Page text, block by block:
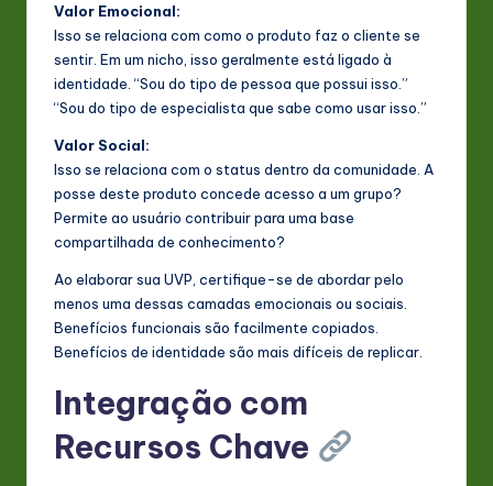
Valor Emocional:
Isso se relaciona com como o produto faz o cliente se
sentir. Em um nicho, isso geralmente está ligado à
identidade. “Sou do tipo de pessoa que possui isso.”
“Sou do tipo de especialista que sabe como usar isso.”
Valor Social:
Isso se relaciona com o status dentro da comunidade. A
posse deste produto concede acesso a um grupo?
Permite ao usuário contribuir para uma base
compartilhada de conhecimento?
Ao elaborar sua UVP, certifique-se de abordar pelo
menos uma dessas camadas emocionais ou sociais.
Benefícios funcionais são facilmente copiados.
Benefícios de identidade são mais difíceis de replicar.
Integração com
Recursos Chave